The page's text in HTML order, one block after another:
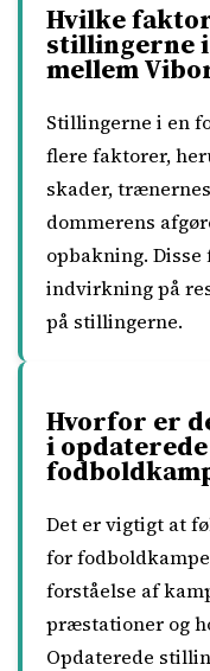
Hvilke
stillingerne
mellem
Stillingerne i en
flere faktorer,
skader,
dommerens
opbakning.
indvirkning på
på stillingerne.
Hvorfor er
i
Det er vigtigt at
for
forståelse af
præstationer og
Opdaterede